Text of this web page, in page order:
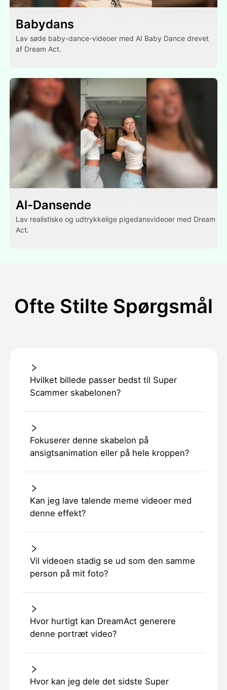
Babydans
Lav søde baby-dance-videoer med AI Baby Dance drevet
af Dream Act.
Al-Dansende
Lav realistiske og udtrykkelige pigedansvideoer med Dream
Act.
Ofte Stilte Spørgsmål
Hvilket billede passer bedst til Super
Scammer skabelonen?
Fokuserer denne skabelon på
ansigtsanimation eller på hele kroppen?
Kan jeg lave talende meme videoer med
denne effekt?
Vil videoen stadig se ud som den samme
person på mit foto?
Hvor hurtigt kan DreamAct generere
denne portræt video?
Hvor kan jeg dele det sidste Super